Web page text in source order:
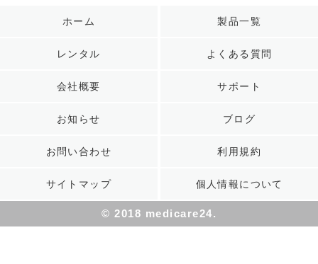
ホーム 製品一覧
レンタル よくある質問
会社概要 サポート
お知らせ ブログ
お問い合わせ 利用規約
サイトマップ 個人情報について
© 2018 medicare24.